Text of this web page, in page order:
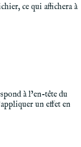
ce qui affichera à
à l’en-tête du
un effet en